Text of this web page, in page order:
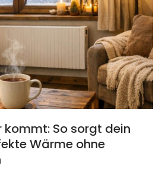
kommt: So sorgt dein
Wärme ohne